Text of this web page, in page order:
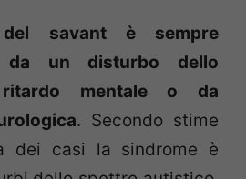
savant è sempre
da un disturbo dello
mentale o da
. Secondo stime
dei casi la sindrome è